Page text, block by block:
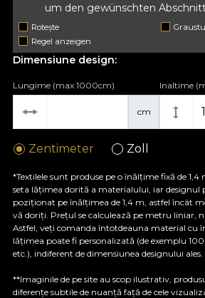
um den gewünschten
Rotește
Regel anzeigen
Dimensiune design:
cm
Lungime (max 1000cm) Inaltime
Zentimeter Zoll
*Textilele sunt produse pe o înălțime fixă de
seta lățimea dorită a materialului, iar designul
poziționat pe înălțimea de 1,4 m, astfel încât
vă doriți. Prețul se calculează pe metru liniar,
Astfel, veți comanda întotdeauna material cu
lățimea poate fi personalizată (de exemplu
etc.), indiferent de dimensiunea designului ales.
**Imaginile de pe site au scop ilustrativ,
diferențe subtile de nuanță față de cele